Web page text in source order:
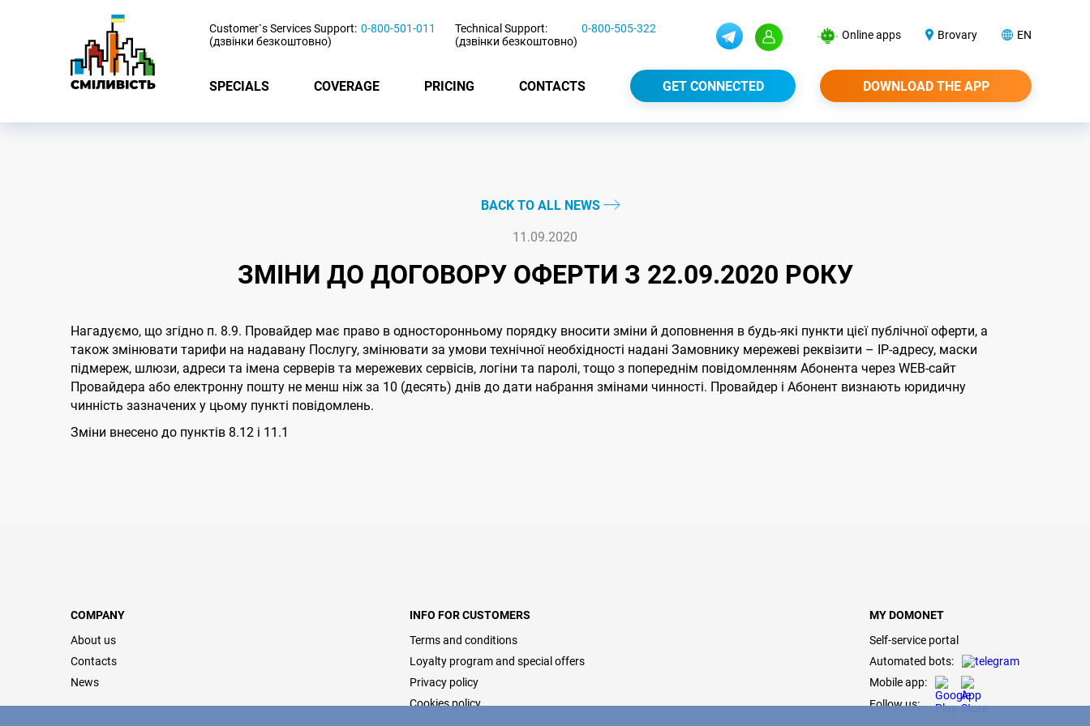
Customer`s Services Support:
(дзвінки безкоштовно)
0-800-501-011
Technical Support:
(дзвінки безкоштовно)
0-800-505-322 Online apps Brovary EN
SPECIALS COVERAGE PRICING CONTACTS GET CONNECTED DOWNLOAD THE APP
BACK TO ALL NEWS
11.09.2020
ЗМІНИ ДО ДОГОВОРУ ОФЕРТИ З 22.09.2020 РОКУ
Нагадуємо, що згідно п. 8.9. Провайдер має право в односторонньому порядку вносити зміни й доповнення в будь-які пункти цієї публічної оферти, а
також змінювати тарифи на надавану Послугу, змінювати за умови технічної необхідності надані Замовнику мережеві реквізити – ІР-адресу, маски
підмереж, шлюзи, адреси та імена серверів та мережевих сервісів, логіни та паролі, тощо з попереднім повідомленням Абонента через WEB-сайт
Провайдера або електронну пошту не менш ніж за 10 (десять) днів до дати набрання змінами чинності. Провайдер і Абонент визнають юридичну
чинність зазначених у цьому пункті повідомлень.
Змiни внесено до пунктiв 8.12 i 11.1
COMPANY
About us
Contacts
News
INFO FOR CUSTOMERS
Terms and conditions
Loyalty program and special offers
Privacy policy
Cookies policy
MY DOMONET
Self-service portal
Automated bots:
Mobile app:
Follow us: